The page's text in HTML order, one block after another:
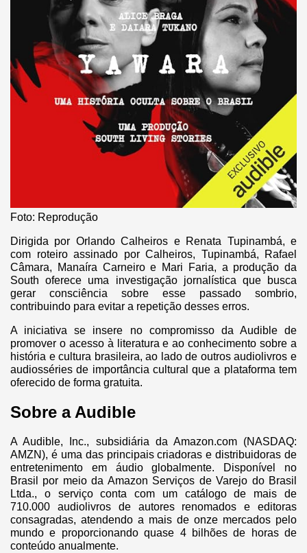
Foto: Reprodução
Dirigida por Orlando Calheiros e Renata Tupinambá, e
com roteiro assinado por Calheiros, Tupinambá, Rafael
Câmara, Manaíra Carneiro e Mari Faria, a produção da
South oferece uma investigação jornalística que busca
gerar consciência sobre esse passado sombrio,
contribuindo para evitar a repetição desses erros.
A iniciativa se insere no compromisso da Audible de
promover o acesso à literatura e ao conhecimento sobre a
história e cultura brasileira, ao lado de outros audiolivros e
audiosséries de importância cultural que a plataforma tem
oferecido de forma gratuita.
Sobre a Audible
A Audible, Inc., subsidiária da Amazon.com (NASDAQ:
AMZN), é uma das principais criadoras e distribuidoras de
entretenimento em áudio globalmente. Disponível no
Brasil por meio da Amazon Serviços de Varejo do Brasil
Ltda., o serviço conta com um catálogo de mais de
710.000 audiolivros de autores renomados e editoras
consagradas, atendendo a mais de onze mercados pelo
mundo e proporcionando quase 4 bilhões de horas de
conteúdo anualmente.